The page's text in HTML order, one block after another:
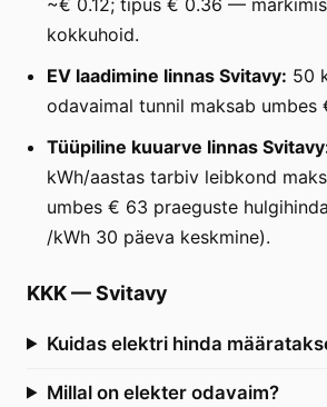
kokkuhoid.
EV laadimine linnas Svitavy: 50
odavaimal tunnil maksab umbes
Tüüpiline kuuarve linnas
kWh/aastas tarbiv leibkond
umbes € 63 praeguste
/kWh 30 päeva keskmine).
KKK—Svitavy
Kuidas elektri hinda
Millal on elekter odavaim?